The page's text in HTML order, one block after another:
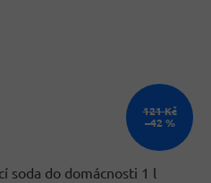
121 Kč
–42 %
soda do domácnosti 1 l